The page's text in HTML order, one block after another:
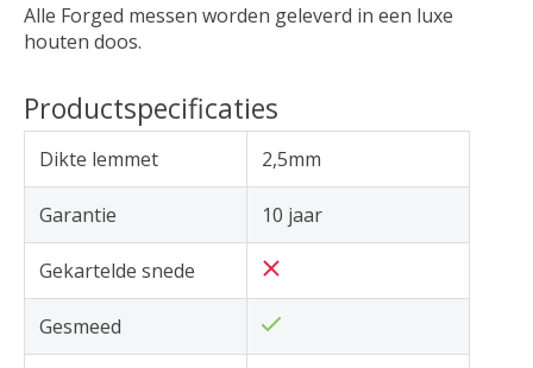
Alle Forged messen worden geleverd in een luxe
houten doos.
Productspecificaties
Dikte lemmet 2,5mm
Garantie 10 jaar
Gekartelde snede
Gesmeed